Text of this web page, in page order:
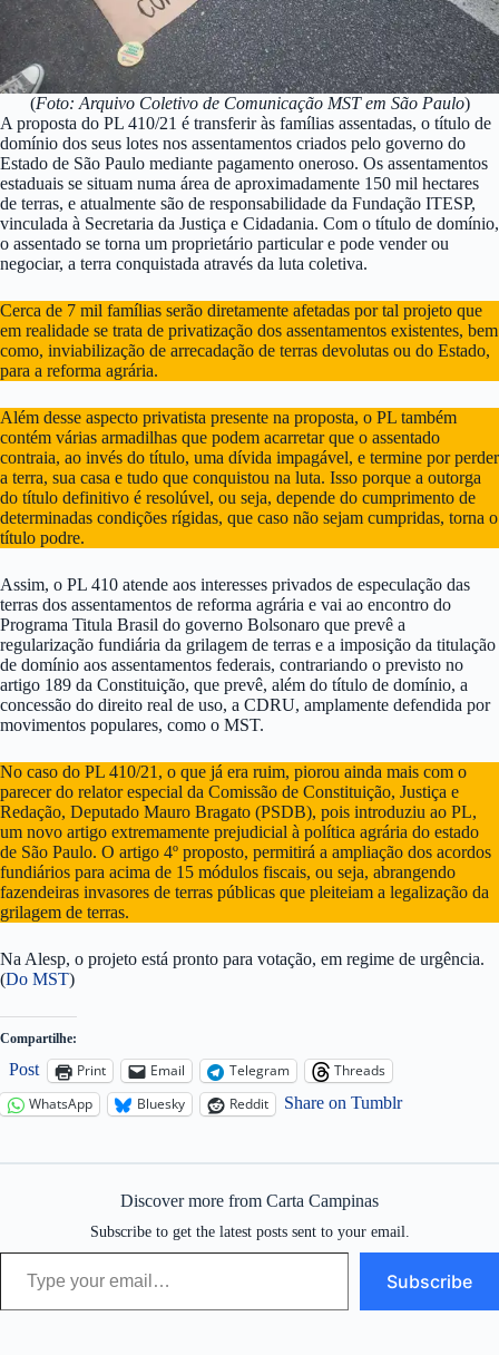
(Foto: Arquivo Coletivo de Comunicação MST em São Paulo)
A proposta do PL 410/21 é transferir às famílias assentadas, o título de
domínio dos seus lotes nos assentamentos criados pelo governo do
Estado de São Paulo mediante pagamento oneroso. Os assentamentos
estaduais se situam numa área de aproximadamente 150 mil hectares
de terras, e atualmente são de responsabilidade da Fundação ITESP,
vinculada à Secretaria da Justiça e Cidadania. Com o título de domínio,
o assentado se torna um proprietário particular e pode vender ou
negociar, a terra conquistada através da luta coletiva.
Cerca de 7 mil famílias serão diretamente afetadas por tal projeto que
em realidade se trata de privatização dos assentamentos existentes, bem
como, inviabilização de arrecadação de terras devolutas ou do Estado,
para a reforma agrária.
Além desse aspecto privatista presente na proposta, o PL também
contém várias armadilhas que podem acarretar que o assentado
contraia, ao invés do título, uma dívida impagável, e termine por perder
a terra, sua casa e tudo que conquistou na luta. Isso porque a outorga
do título definitivo é resolúvel, ou seja, depende do cumprimento de
determinadas condições rígidas, que caso não sejam cumpridas, torna o
título podre.
Assim, o PL 410 atende aos interesses privados de especulação das
terras dos assentamentos de reforma agrária e vai ao encontro do
Programa Titula Brasil do governo Bolsonaro que prevê a
regularização fundiária da grilagem de terras e a imposição da titulação
de domínio aos assentamentos federais, contrariando o previsto no
artigo 189 da Constituição, que prevê, além do título de domínio, a
concessão do direito real de uso, a CDRU, amplamente defendida por
movimentos populares, como o MST.
No caso do PL 410/21, o que já era ruim, piorou ainda mais com o
parecer do relator especial da Comissão de Constituição, Justiça e
Redação, Deputado Mauro Bragato (PSDB), pois introduziu ao PL,
um novo artigo extremamente prejudicial à política agrária do estado
de São Paulo. O artigo 4º proposto, permitirá a ampliação dos acordos
fundiários para acima de 15 módulos fiscais, ou seja, abrangendo
fazendeiras invasores de terras públicas que pleiteiam a legalização da
grilagem de terras.
Na Alesp, o projeto está pronto para votação, em regime de urgência.
(Do MST)
Compartilhe:
Post Print Email Telegram
Threads
WhatsApp
Bluesky Reddit Share on Tumblr
Discover more from Carta Campinas
Subscribe to get the latest posts sent to your email.
Type your email…
Subscribe